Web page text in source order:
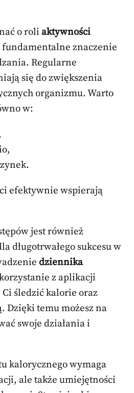
o roli aktywności
fundamentalne znaczenie
Regularne
się do zwiększenia
organizmu. Warto
w:
efektywnie wspierają
jest również
długotrwałego sukcesu w
dziennika
z aplikacji
śledzić kalorie oraz
Dzięki temu możesz na
swoje działania i
kalorycznego wymaga
ale także umiejętności